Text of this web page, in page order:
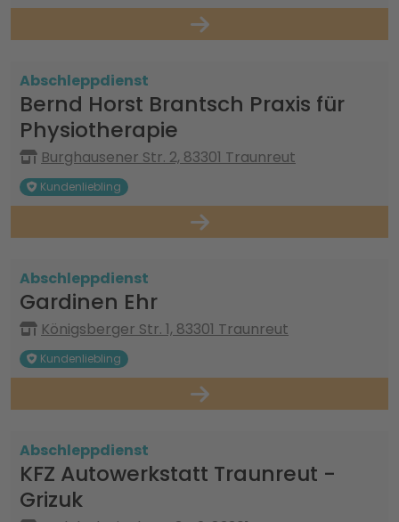
Abschleppdienst
Bernd Horst Brantsch Praxis für
Physiotherapie
Burghausener Str. 2, 83301 Traunreut
Kundenliebling
Abschleppdienst
Gardinen Ehr
Königsberger Str. 1, 83301 Traunreut
Kundenliebling
Abschleppdienst
KFZ Autowerkstatt Traunreut -
Grizuk